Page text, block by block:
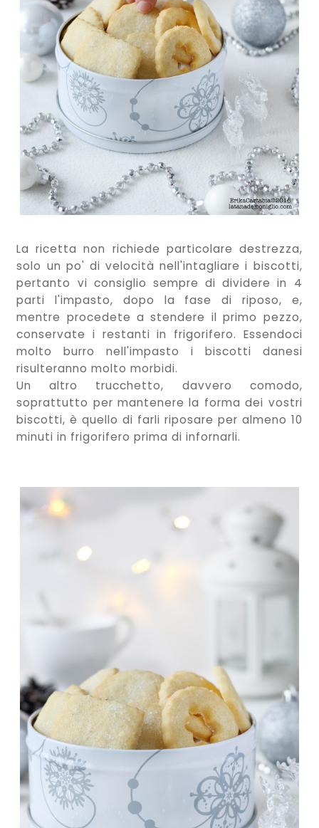
La ricetta non richiede particolare destrezza,
solo un po' di velocità nell'intagliare i biscotti,
pertanto vi consiglio sempre di dividere in 4
parti l'impasto, dopo la fase di riposo, e,
mentre procedete a stendere il primo pezzo,
conservate i restanti in frigorifero. Essendoci
molto burro nell'impasto i biscotti danesi
risulteranno molto morbidi.
Un altro trucchetto, davvero comodo,
soprattutto per mantenere la forma dei vostri
biscotti, è quello di farli riposare per almeno 10
minuti in frigorifero prima di infornarli.